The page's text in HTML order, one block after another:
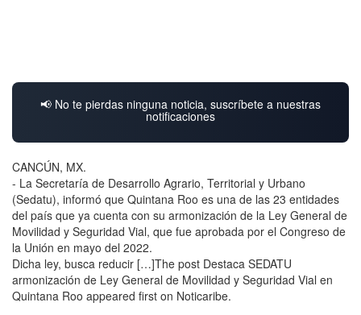
📢 No te pierdas ninguna noticia, suscríbete a nuestras
notificaciones
CANCÚN, MX.
- La Secretaría de Desarrollo Agrario, Territorial y Urbano
(Sedatu), informó que Quintana Roo es una de las 23 entidades
del país que ya cuenta con su armonización de la Ley General de
Movilidad y Seguridad Vial, que fue aprobada por el Congreso de
la Unión en mayo del 2022.
Dicha ley, busca reducir […]The post Destaca SEDATU
armonización de Ley General de Movilidad y Seguridad Vial en
Quintana Roo appeared first on Noticaribe.